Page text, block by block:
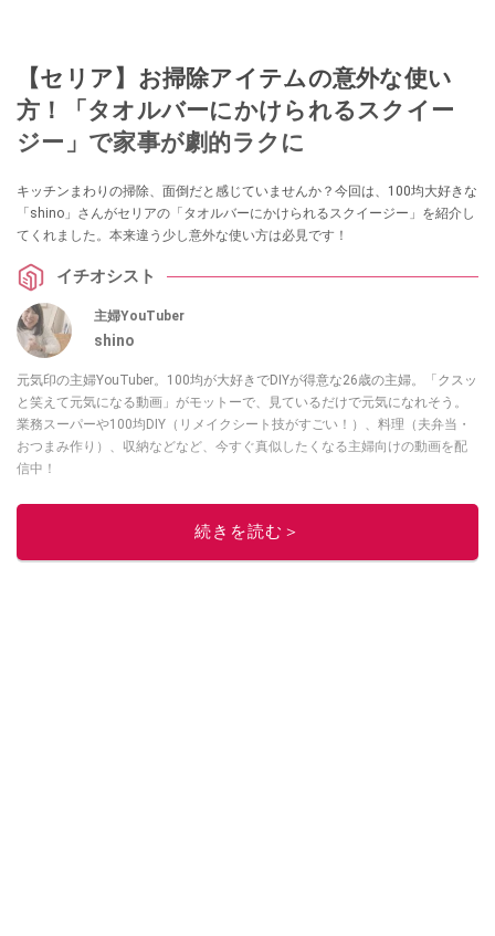
【セリア】お掃除アイテムの意外な使い
方！「タオルバーにかけられるスクイー
ジー」で家事が劇的ラクに
キッチンまわりの掃除、面倒だと感じていませんか？今回は、100均大好きな
「shino」さんがセリアの「タオルバーにかけられるスクイージー」を紹介し
てくれました。本来違う少し意外な使い方は必見です！
イチオシスト
主婦YouTuber
shino
元気印の主婦YouTuber。100均が大好きでDIYが得意な26歳の主婦。「クスッ
と笑えて元気になる動画」がモットーで、見ているだけで元気になれそう。
業務スーパーや100均DIY（リメイクシート技がすごい！）、料理（夫弁当・
おつまみ作り）、収納などなど、今すぐ真似したくなる主婦向けの動画を配
信中！
このイチオシストの他の記事を読む
続きを読む＞